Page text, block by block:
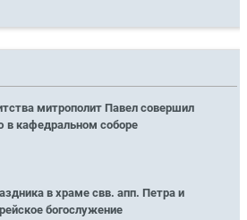
митрополит Павел совершил
в кафедральном соборе
в храме свв. апп. Петра и
богослужение